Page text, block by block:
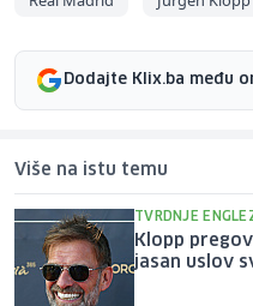
Dodajte Klix.ba među
Više na istu temu
TVRDNJE
Klopp
jasan uslov